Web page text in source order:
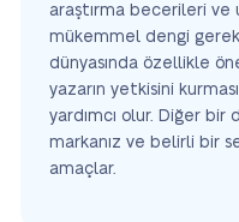
araştırma becerileri ve
mükemmel dengi
dünyasında özellikle
yazarın yetkisini
yardımcı olur. Diğer
markanız ve belirli bir
amaçlar.